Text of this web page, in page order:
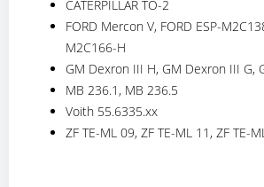
CATERPILLAR TO-2
FORD Mercon V, FORD ESP-
M2C166-H
GM Dexron III H, GM Dexron III G,
MB 236.1, MB 236.5
Voith 55.6335.xx
ZF TE-ML 09, ZF TE-ML 11, ZF TE-